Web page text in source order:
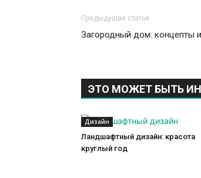
Предыдущая статья
Загородный дом: концепты
ЭТО МОЖЕТ БЫТЬ
Дизайн
Ландшафтный дизайн: красота
круглый год